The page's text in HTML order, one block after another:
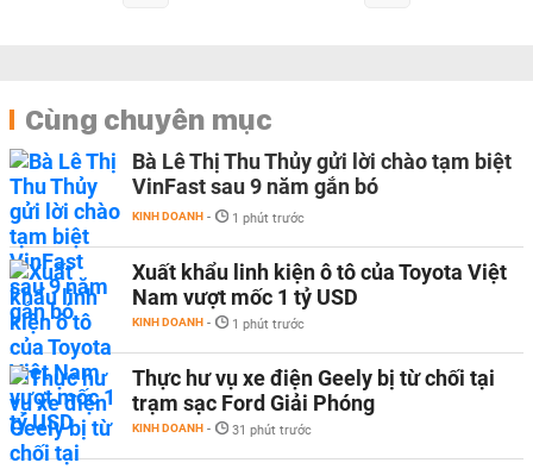
Cùng chuyên mục
Bà Lê Thị Thu Thủy gửi lời chào tạm biệt
VinFast sau 9 năm gắn bó
KINH DOANH - 1 phút trước
Xuất khẩu linh kiện ô tô của Toyota Việt
Nam vượt mốc 1 tỷ USD
KINH DOANH - 1 phút trước
Thực hư vụ xe điện Geely bị từ chối tại
trạm sạc Ford Giải Phóng
KINH DOANH - 31 phút trước